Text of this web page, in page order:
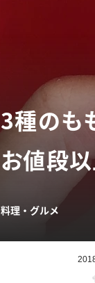
3種のも
お値段以
料理・グルメ